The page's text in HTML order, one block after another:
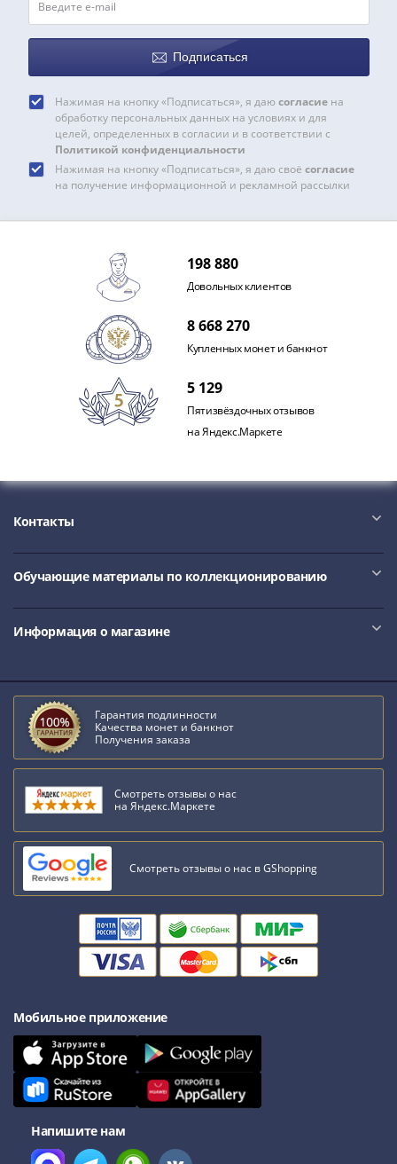
Подписаться
Нажимая на кнопку «Подписаться», я даю согласиена
обработку персональных данных на условиях и для
целей, определенных в согласии и в соответствии с
Политикой конфиденциальности
Нажимая на кнопку «Подписаться», я даю своё согласие
на получение информационной и рекламной рассылки
198 880
Довольных клиентов
8 668 270
Купленных монет и банкнот
5 129
Пятизвёздочных отзывов
на Яндекс.Маркете
Контакты
Обучающие материалы по коллекционированию
Информация о магазине
Гарантия подлинности
Качества монет и банкнот
Получения заказа
Смотреть отзывы о нас
на Яндекс.Маркете
Смотреть отзывы о нас в GShopping
Мобильное приложение
Напишите нам